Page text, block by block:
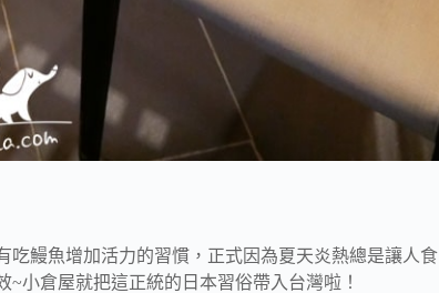
鰻魚增加活力的習慣，正式因為夏天炎熱總是讓人食
小倉屋就把這正統的日本習俗帶入台灣啦！